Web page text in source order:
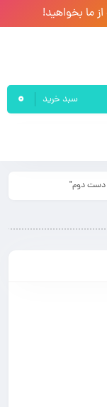
ما بخواهید!
سبد خرید 0
دوم"